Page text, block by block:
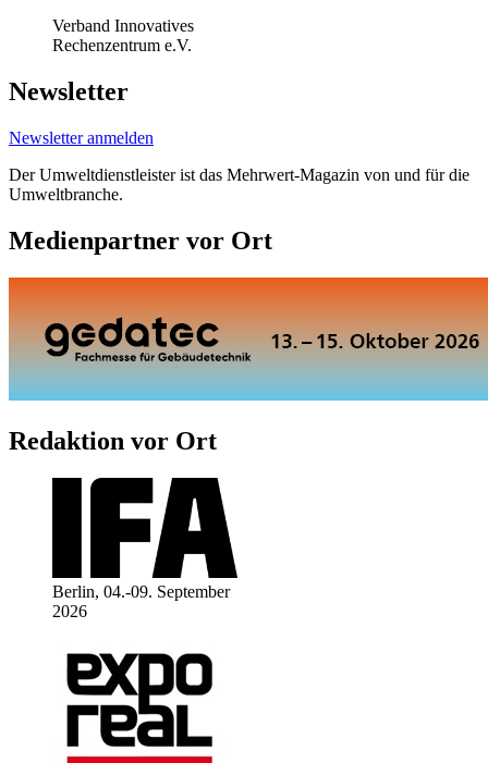
Verband Innovatives
Rechenzentrum e.V.
Newsletter
Newsletter anmelden
Der Umweltdienstleister ist das Mehrwert-Magazin von und für die
Umweltbranche.
Medienpartner vor Ort
Redaktion vor Ort
Berlin, 04.-09. September
2026